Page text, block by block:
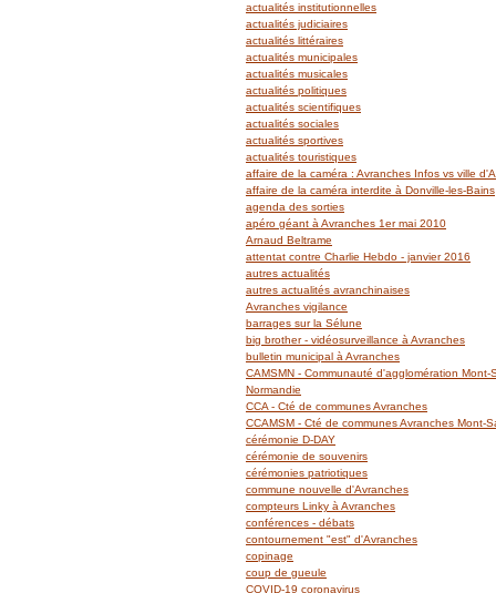
actualités institutionnelles
actualités judiciaires
actualités littéraires
actualités municipales
actualités musicales
actualités politiques
actualités scientifiques
actualités sociales
actualités sportives
actualités touristiques
affaire de la caméra : Avranches Infos vs ville
affaire de la caméra interdite à Donville-les-Bains
agenda des sorties
apéro géant à Avranches 1er mai 2010
Arnaud Beltrame
attentat contre Charlie Hebdo - janvier 2016
autres actualités
autres actualités avranchinaises
Avranches vigilance
barrages sur la Sélune
big brother - vidéosurveillance à Avranches
bulletin municipal à Avranches
CAMSMN - Communauté d'agglomération Mont-
Normandie
CCA - Cté de communes Avranches
CCAMSM - Cté de communes Avranches Mont-
cérémonie D-DAY
cérémonie de souvenirs
cérémonies patriotiques
commune nouvelle d'Avranches
compteurs Linky à Avranches
conférences - débats
contournement "est" d'Avranches
copinage
coup de gueule
COVID-19 coronavirus